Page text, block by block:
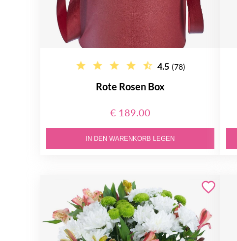
4.5 (78)
Rote Rosen Box
€ 189.00
IN DEN WARENKORB LEGEN